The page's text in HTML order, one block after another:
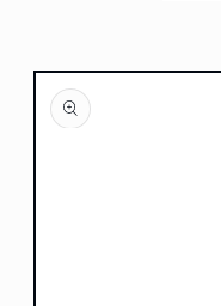
Passer aux
informations
produits